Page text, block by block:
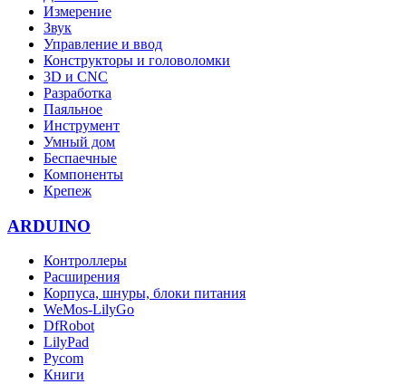
Измерение
Звук
Управление и ввод
Конструкторы и головоломки
3D и CNC
Разработка
Паяльное
Инструмент
Умный дом
Беспаечные
Компоненты
Крепеж
ARDUINO
Контроллеры
Расширения
Корпуса, шнуры, блоки питания
WeMos-LilyGo
DfRobot
LilyPad
Pycom
Книги